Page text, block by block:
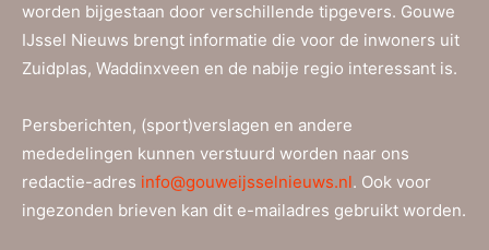
worden bijgestaan door verschillende tipgevers. Gouwe
IJssel Nieuws brengt informatie die voor de inwoners uit
Zuidplas, Waddinxveen en de nabije regio interessant is.
Persberichten, (sport)verslagen en andere
mededelingen kunnen verstuurd worden naar ons
redactie-adres info@gouweijsselnieuws.nl. Ook voor
ingezonden brieven kan dit e-mailadres gebruikt worden.